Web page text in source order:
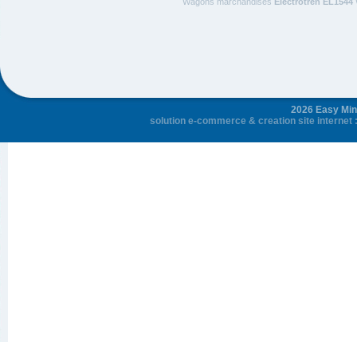
2026 Easy
solution e-commerce & creation site internet